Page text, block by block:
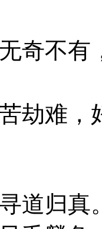
不有
难，
道归真